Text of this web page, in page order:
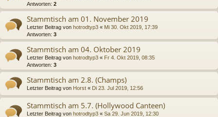
Antworten: 2
Stammtisch am 01. November 2019
Letzter Beitrag von hotrodtyp3 « Mi 30. Okt 2019, 17:39
Antworten: 3
Stammtisch am 04. Oktober 2019
Letzter Beitrag von hotrodtyp3 « Fr 4. Okt 2019, 08:35
Antworten: 3
Stammtisch am 2.8. (Champs)
Letzter Beitrag von Horst « Di 23. Jul 2019, 12:56
Stammtisch am 5.7. (Hollywood Canteen)
Letzter Beitrag von hotrodtyp3 « Sa 29. Jun 2019, 12:30